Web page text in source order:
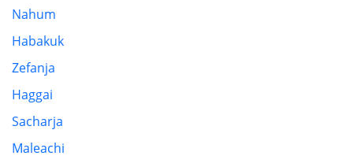
Nahum
Habakuk
Zefanja
Haggai
Sacharja
Maleachi